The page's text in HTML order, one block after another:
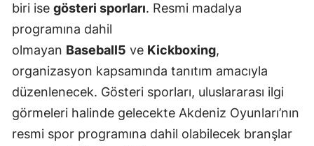
biri ise gösteri sporları. Resmi madalya
programına dahil
olmayan Baseball5 ve Kickboxing,
organizasyon kapsamında tanıtım amacıyla
düzenlenecek. Gösteri sporları, uluslararası ilgi
görmeleri halinde gelecekte Akdeniz Oyunları’nın
resmi spor programına dahil olabilecek branşlar